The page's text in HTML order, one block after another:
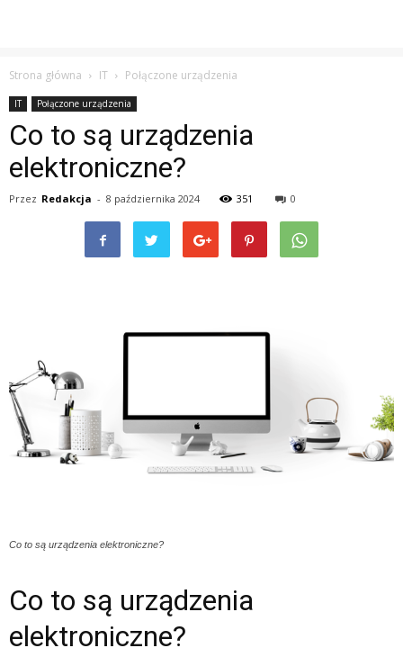
Strona główna IT Połączone urządzenia
IT Połączone urządzenia
Co to są urządzenia
elektroniczne?
Przez Redakcja - 8 października 2024 351 0
Co to są urządzenia elektroniczne?
Co to są urządzenia
elektroniczne?